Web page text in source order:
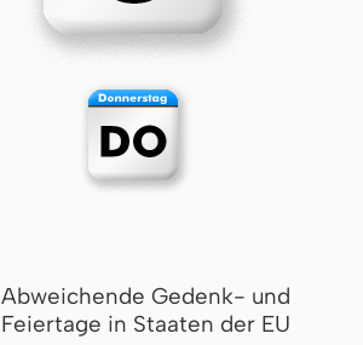
Abweichende Gedenk- und
Feiertage in Staaten der EU